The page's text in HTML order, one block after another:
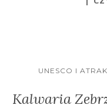
UNESCO I
Kalwaria